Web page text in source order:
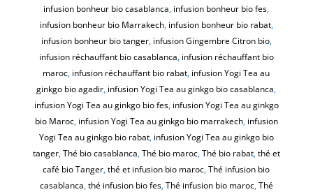
infusion bonheur bio casablanca, infusion bonheur bio fes,
infusion bonheur bio Marrakech, infusion bonheur bio rabat,
infusion bonheur bio tanger, infusion Gingembre Citron bio,
infusion réchauffant bio casablanca, infusion réchauffant bio
maroc, infusion réchauffant bio rabat, infusion Yogi Tea au
ginkgo bio agadir, infusion Yogi Tea au ginkgo bio casablanca,
infusion Yogi Tea au ginkgo bio fes, infusion Yogi Tea au ginkgo
bio Maroc, infusion Yogi Tea au ginkgo bio marrakech, infusion
Yogi Tea au ginkgo bio rabat, infusion Yogi Tea au ginkgo bio
tanger,Thé bio casablanca,Thé bio maroc,Thé bio rabat,thé et
café bio Tanger,thé et infusion bio maroc,Thé infusion bio
casablanca,thé infusion bio fes,Thé infusion bio maroc,Thé